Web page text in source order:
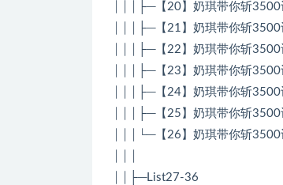
│││├─【20】奶琪带你斩3500
│││├─【21】奶琪带你斩3500
│││├─【22】奶琪带你斩3500
│││├─【23】奶琪带你斩3500
│││├─【24】奶琪带你斩3500
│││├─【25】奶琪带你斩3500
│││└─【26】奶琪带你斩3500
││├─List27-36